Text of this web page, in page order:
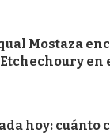
Mostaza
en
hoy: cuánto